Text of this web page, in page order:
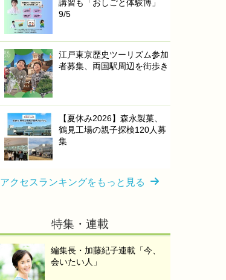
講習も「おしごと体験博」
9/5
江戸東京歴史ツーリズム参加
者募集、両国駅周辺を街歩き
【夏休み2026】森永製菓、
鶴見工場の親子探検120人募
集
アクセスランキングをもっと見る
特集・連載
編集長・加藤紀子連載「今、
会いたい人」